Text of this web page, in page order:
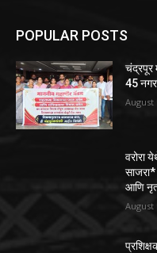
POPULAR POSTS
चंद्रपूर
45
August
वरोरा
साजरा*
आणि
August